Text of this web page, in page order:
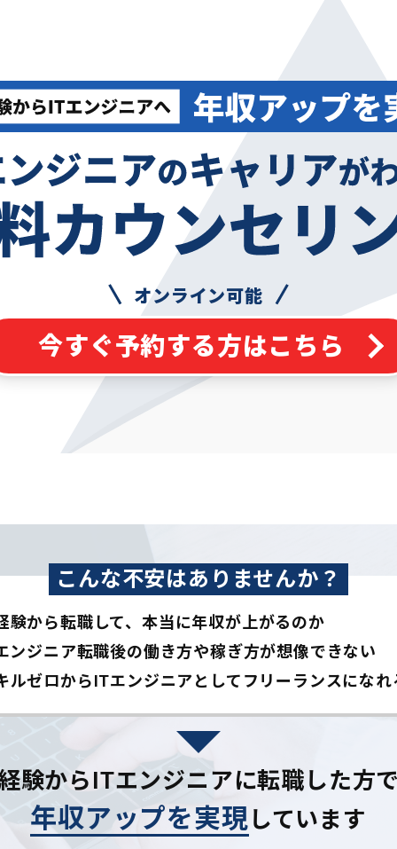
オンライン可能
今すぐ予約する方はこちら
こんな不安はありませんか？
験から転職して、本当に年収が上がるのか
ンジニア転職後の働き方や稼ぎ方が想像できない
ルゼロからITエンジニアとして フリーランスにな
験からITエンジニアに転職した方
年収アップを実現 しています